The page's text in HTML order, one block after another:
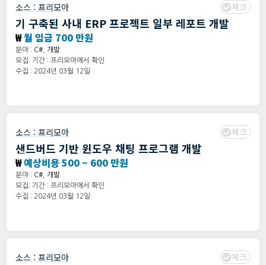
소스 : 프리모아 체크
기 구축된 사내 ERP 프로젝트 일부 레포트 개발
₩월 임금 700 만원
분야 : C#
개발
모집: 기간 : 프리모아에서 확인
수집 : 2024년 03월 12일
소스 : 프리모아 체크
샌드버드 기반 윈도우 채팅 프로그램 개발
₩예상비용 500 ~ 600 만원
분야 : C#
개발
모집: 기간 : 프리모아에서 확인
수집 : 2024년 03월 12일
소스 : 프리모아 체크